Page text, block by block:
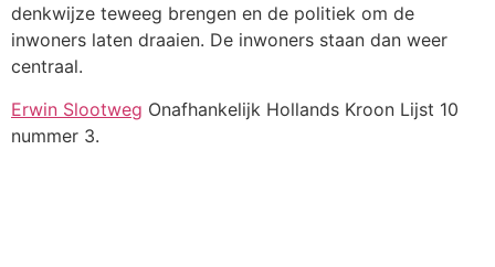
denkwijze teweeg brengen en de politiek om de
inwoners laten draaien. De inwoners staan dan weer
centraal.
Erwin Slootweg Onafhankelijk Hollands Kroon Lijst 10
nummer 3.